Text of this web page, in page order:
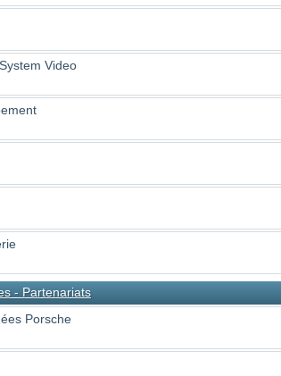
Video
- Partenariats
Porsche